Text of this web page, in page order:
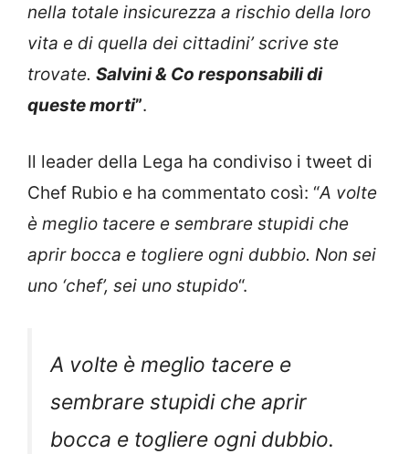
nella totale insicurezza a rischio della loro
vita e di quella dei cittadini’ scrive ste
trovate. Salvini & Co responsabili di
queste morti”.
Il leader della Lega ha condiviso i tweet di
Chef Rubio e ha commentato così: “A volte
è meglio tacere e sembrare stupidi che
aprir bocca e togliere ogni dubbio. Non sei
uno ‘chef’, sei uno stupido“.
A volte è meglio tacere e
sembrare stupidi che aprir
bocca e togliere ogni dubbio.